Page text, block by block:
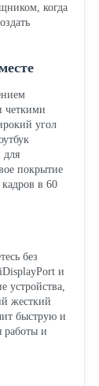
когда
четкими
угол
для
покрытие
кадров в 60
без
и
устройства,
жесткий
быструю и
работы и